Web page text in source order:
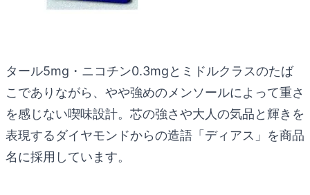
タール5mg・ニコチン0.3mgとミドルクラスのたば
こでありながら、やや強めのメンソールによって重さ
を感じない喫味設計。芯の強さや大人の気品と輝きを
表現するダイヤモンドからの造語「ディアス」を商品
名に採用しています。